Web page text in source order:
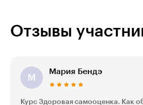
Отзывы
М
Мария Бендэ
Курс Здоровая самооценка. Как